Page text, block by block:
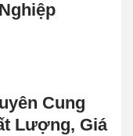
Cung
Lượng, Giá